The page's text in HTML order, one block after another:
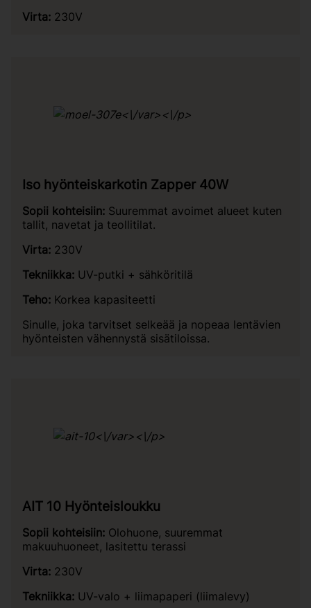
Virta: 230V
<\/var><\/p>
Iso hyönteiskarkotin Zapper 40W
Sopii kohteisiin: Suuremmat avoimet alueet kuten
tallit, navetat ja teollitilat.
Virta: 230V
Tekniikka: UV-putki + sähköritilä
Teho: Korkea kapasiteetti
Sinulle, joka tarvitset selkeää ja nopeaa lentävien
hyönteisten vähennystä sisätiloissa.
<\/var><\/p>
AIT 10 Hyönteisloukku
Sopii kohteisiin: Olohuone, suuremmat
makuuhuoneet, lasitettu terassi
Virta: 230V
Tekniikka: UV-valo + liimapaperi (liimalevy)